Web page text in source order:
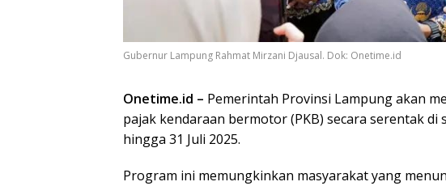
Gubernur Lampung Rahmat Mirzani Djausal. Dok: Onetime.id
Onetime.id – Pemerintah Provinsi Lampung akan
pajak kendaraan bermotor (PKB) secara serentak
hingga 31 Juli 2025.
Program ini memungkinkan masyarakat yang